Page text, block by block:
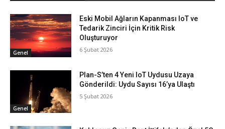
Genel
Eski Mobil Ağların Kapanması IoT ve
Tedarik Zinciri İçin Kritik Risk
Oluşturuyor
6 Şubat 2026
Genel
Plan-S’ten 4 Yeni IoT Uydusu Uzaya
Gönderildi: Uydu Sayısı 16’ya Ulaştı
5 Şubat 2026